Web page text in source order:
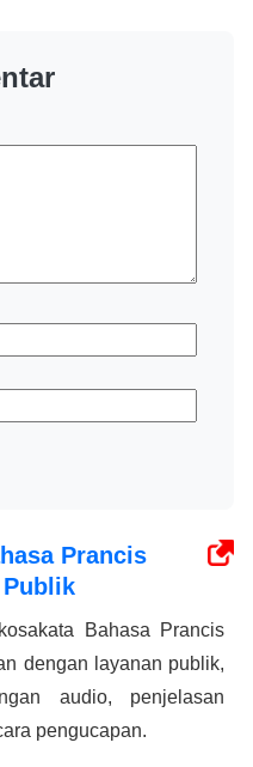
Prancis
Bahasa Prancis
dengan layanan publik,
audio, penjelasan
pengucapan.